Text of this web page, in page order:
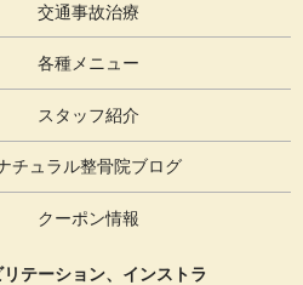
交通事故治療
各種メニュー
スタッフ紹介
チュラル整骨院ブログ
クーポン情報
テーション、 インストラ